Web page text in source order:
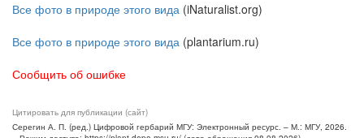
Все фото в природе этого вида (iNaturalist.org)
Все фото в природе этого вида (plantarium.ru)
Сообщить об ошибке
Цитировать для публикации (сайт)
Серегин А. П. (ред.) Цифровой гербарий МГУ: Электронный ресурс. – М.: МГУ, 2026.